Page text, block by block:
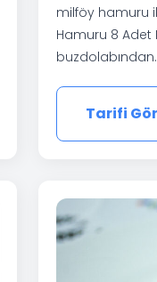
milföy hamuru
Hamuru 8 Adet
Tarifi Gör